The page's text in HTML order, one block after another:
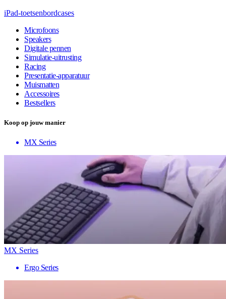
iPad-toetsenbordcases
Microfoons
Speakers
Digitale pennen
Simulatie-uitrusting
Racing
Presentatie-apparatuur
Muismatten
Accessoires
Bestsellers
Koop op jouw manier
MX Series
MX Series
Ergo Series